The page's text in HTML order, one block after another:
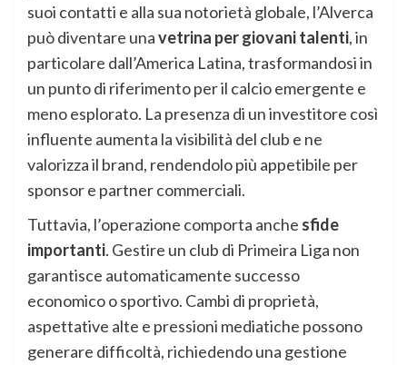
suoi contatti e alla sua notorietà globale, l’Alverca
può diventare unavetrina per giovani talenti, in
particolare dall’America Latina, trasformandosi in
un punto di riferimento per il calcio emergente e
meno esplorato. La presenza di un investitore così
influente aumenta la visibilità del club e ne
valorizza il brand, rendendolo più appetibile per
sponsor e partner commerciali.
Tuttavia, l’operazione comporta anche sfide
importanti. Gestire un club di Primeira Liga non
garantisce automaticamente successo
economico o sportivo. Cambi di proprietà,
aspettative alte e pressioni mediatiche possono
generare difficoltà, richiedendo una gestione